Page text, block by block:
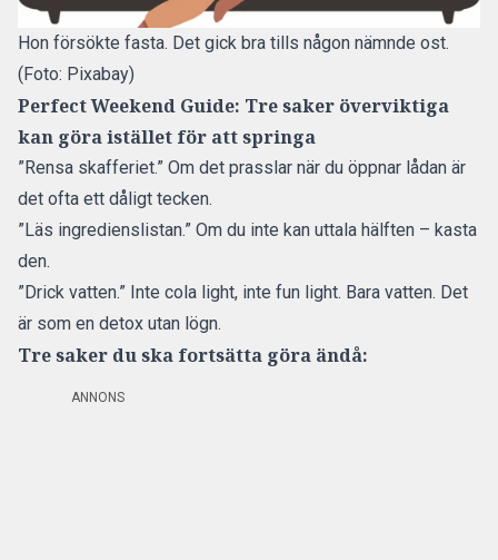
Hon försökte fasta. Det gick bra tills någon nämnde ost.
(Foto: Pixabay)
Perfect Weekend Guide: Tre saker överviktiga
kan göra istället för att springa
”Rensa skafferiet.” Om det prasslar när du öppnar lådan är
det ofta ett dåligt tecken.
”Läs ingredienslistan.” Om du inte kan uttala hälften – kasta
den.
”Drick vatten.” Inte cola light, inte fun light. Bara vatten. Det
är som en detox utan lögn.
Tre saker du ska fortsätta göra ändå:
ANNONS